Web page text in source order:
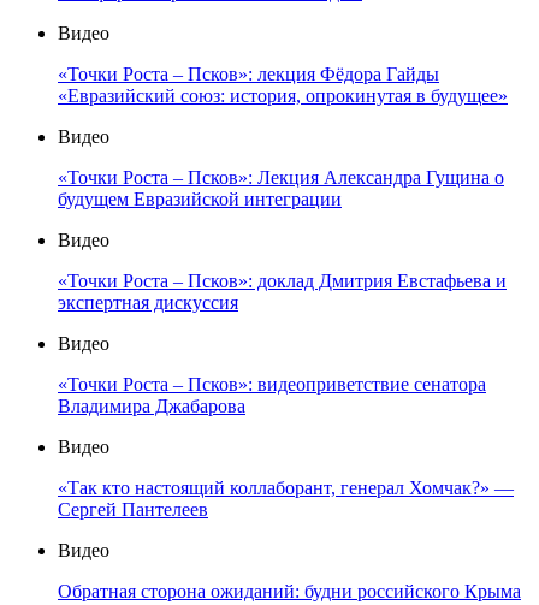
Видео
«Точки Роста – Псков»: лекция Фёдора Гайды
«Евразийский союз: история, опрокинутая в будущее»
Видео
«Точки Роста – Псков»: Лекция Александра Гущина о
будущем Евразийской интеграции
Видео
«Точки Роста – Псков»: доклад Дмитрия Евстафьева и
экспертная дискуссия
Видео
«Точки Роста – Псков»: видеоприветствие сенатора
Владимира Джабарова
Видео
«Так кто настоящий коллаборант, генерал Хомчак?» —
Сергей Пантелеев
Видео
Обратная сторона ожиданий: будни российского Крыма